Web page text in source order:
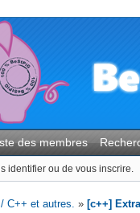
des membres
identifier ou de vous inscrire.
C++ et autres. » [c++]